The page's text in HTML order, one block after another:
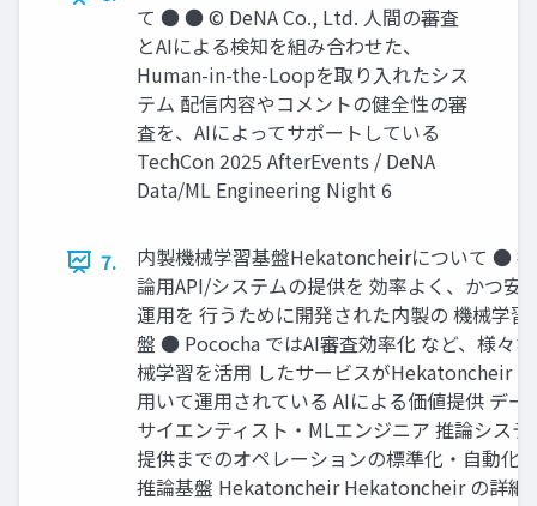
て ● ● © DeNA Co., Ltd. 人間の審査
とAIによる検知を組み合わせた、
Human-in-the-Loopを取り入れたシス
テム 配信内容やコメントの健全性の審
査を、AIによってサポートしている
TechCon 2025 AfterEvents / DeNA
Data/ML Engineering Night 6
7.
内製機械学習基盤Hekatoncheirについて ● 推
論用API/システムの提供を 効率よく、かつ安
運用を 行うために開発された内製の 機械学習
盤 ● Pococha ではAI審査効率化 など、様々
械学習を活用 したサービスがHekatoncheir を
用いて運用されている AIによる価値提供 デー
サイエンティスト‧MLエンジニア 推論システ
提供までのオペレーションの標準化‧⾃動化
推論基盤 Hekatoncheir Hekatoncheir の詳細